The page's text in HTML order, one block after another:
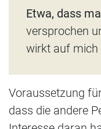
Etwa, dass
versprochen
wirkt auf mich
Voraussetzung
dass die andere